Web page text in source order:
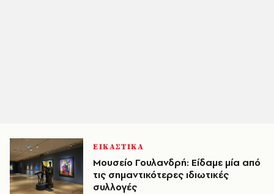
ΕΙΚΑΣΤΙΚΑ
Μουσείο Γουλανδρή: Είδαμε μία από
τις σημαντικότερες ιδιωτικές
συλλογές